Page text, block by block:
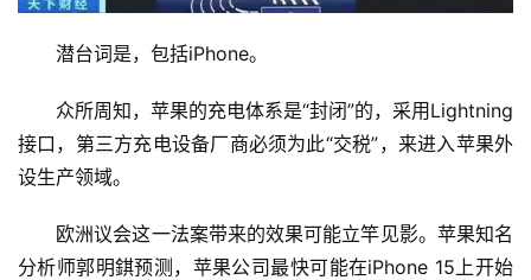
潜台词是，包括iPhone。
众所周知，苹果的充电体系是“封闭”的，采用Lightning
接口，第三方充电设备厂商必须为此“交税”，来进入苹果外
设生产领域。
欧洲议会这一法案带来的效果可能立竿见影。苹果知名
分析师郭明錤预测，苹果公司最快可能在iPhone 15上开始